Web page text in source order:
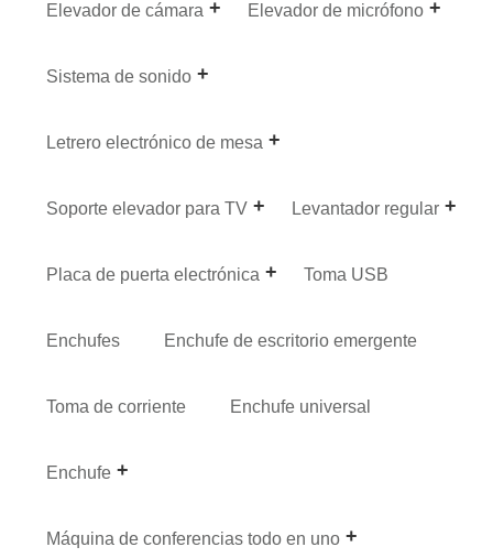
Elevador de cámara Elevador de micrófono
Sistema de sonido
Letrero electrónico de mesa
Soporte elevador para TV Levantador regular
Placa de puerta electrónica Toma USB
Enchufes Enchufe de escritorio emergente
Toma de corriente Enchufe universal
Enchufe
Máquina de conferencias todo en uno